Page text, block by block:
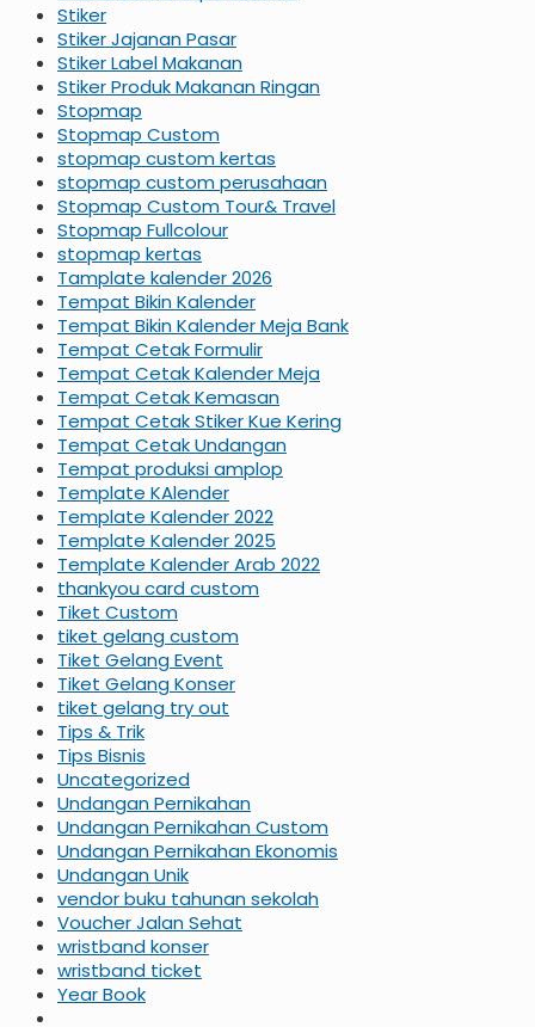
Stiker
Stiker Jajanan Pasar
Stiker Label Makanan
Stiker Produk Makanan Ringan
Stopmap
Stopmap Custom
stopmap custom kertas
stopmap custom perusahaan
Stopmap Custom Tour& Travel
Stopmap Fullcolour
stopmap kertas
Tamplate kalender 2026
Tempat Bikin Kalender
Tempat Bikin Kalender Meja Bank
Tempat Cetak Formulir
Tempat Cetak Kalender Meja
Tempat Cetak Kemasan
Tempat Cetak Stiker Kue Kering
Tempat Cetak Undangan
Tempat produksi amplop
Template KAlender
Template Kalender 2022
Template Kalender 2025
Template Kalender Arab 2022
thankyou card custom
Tiket Custom
tiket gelang custom
Tiket Gelang Event
Tiket Gelang Konser
tiket gelang try out
Tips & Trik
Tips Bisnis
Uncategorized
Undangan Pernikahan
Undangan Pernikahan Custom
Undangan Pernikahan Ekonomis
Undangan Unik
vendor buku tahunan sekolah
Voucher Jalan Sehat
wristband konser
wristband ticket
Year Book